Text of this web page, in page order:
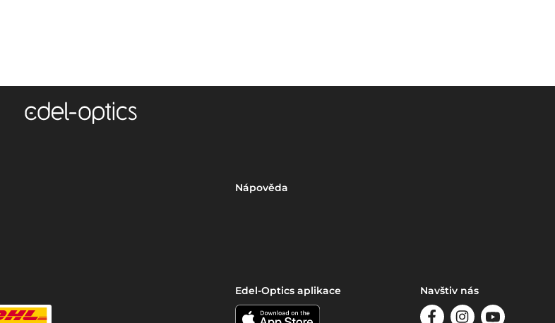
Nápověda
Edel-Optics aplikace Navštiv nás